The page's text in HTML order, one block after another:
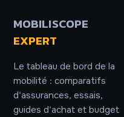
MOBILISCOPE
EXPERT
Le tableau de bord de la
mobilité : comparatifs
d'assurances, essais,
guides d'achat et budget